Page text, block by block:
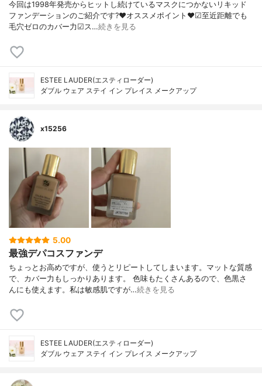
今回は1998年発売からヒットし続けているマスクにつかないリキッド
ファンデーションのご紹介です?❤︎オススメポイント❤︎☑︎至近距離でも
毛穴ゼロのカバー力☑︎ス…続きを見る
ESTEE LAUDER(エスティローダー)
ダブル ウェア ステイ イン プレイス メークアップ
x15256
5.00
最強デパコスファンデ
ちょっとお高めですが、使うとリピートしてしまいます。マットな質感
で、カバー力もしっかりあります。 色味もたくさんあるので、色黒さ
んにも使えます。私は敏感肌ですが…続きを見る
ESTEE LAUDER(エスティローダー)
ダブル ウェア ステイ イン プレイス メークアップ